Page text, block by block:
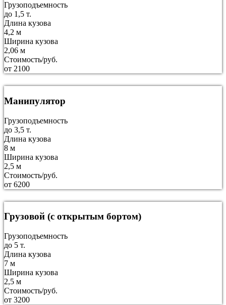
Грузоподъемность
до 1,5 т.
Длина кузова
4,2 м
Ширина кузова
2,06 м
Стоимость/руб.
от 2100
Манипулятор
Грузоподъемность
до 3,5 т.
Длина кузова
8 м
Ширина кузова
2,5 м
Стоимость/руб.
от 6200
Грузовой (с открытым бортом)
Грузоподъемность
до 5 т.
Длина кузова
7 м
Ширина кузова
2,5 м
Стоимость/руб.
от 3200